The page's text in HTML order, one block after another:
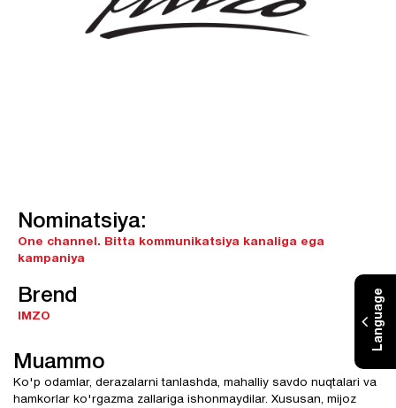
Language
Nominatsiya:
One channel. Bitta kommunikatsiya kanaliga ega
kampaniya
Brend
IMZO
Muammo
Ko'p odamlar, derazalarni tanlashda, mahalliy savdo nuqtalari va
hamkorlar ko'rgazma zallariga ishonmaydilar. Xususan, mijoz